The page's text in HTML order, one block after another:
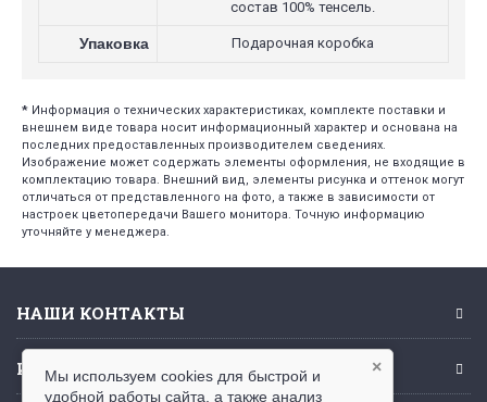
состав 100% тенсель.
Упаковка Подарочная коробка
* Информация о технических характеристиках, комплекте поставки и
внешнем виде товара носит информационный характер и основана на
последних предоставленных производителем сведениях.
Изображение может содержать элементы оформления, не входящие в
комплектацию товара. Внешний вид, элементы рисунка и оттенок могут
отличаться от представленного на фото, а также в зависимости от
настроек цветопередачи Вашего монитора. Точную информацию
уточняйте у менеджера.
НАШИ КОНТАКТЫ
ИНФОРМАЦИЯ ×
Мы используем cookies для быстрой и
удобной работы сайта, а также анализ